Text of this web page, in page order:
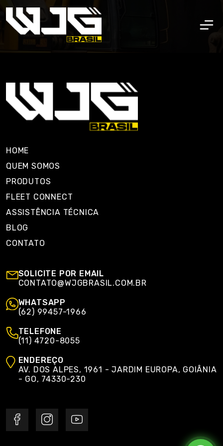
HOME
QUEM SOMOS
PRODUTOS
FLEET CONNECT
ASSISTÊNCIA TÉCNICA
BLOG
CONTATO
SOLICITE POR EMAIL
CONTATO@WJGBRASIL.COM.BR
WHATSAPP
(62) 99457-1966
TELEFONE
(11) 4720-8055
ENDEREÇO
AV. DOS ALPES, 1961 - JARDIM EUROPA, GOIÂNIA
- GO, 74330-230